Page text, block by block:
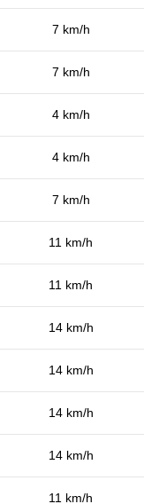
7 km/h
7 km/h
4 km/h
4 km/h
7 km/h
11 km/h
11 km/h
14 km/h
14 km/h
14 km/h
14 km/h
11 km/h